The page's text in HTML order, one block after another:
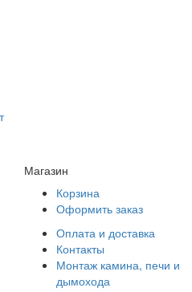
Магазин
Корзина
Оформить заказ
Оплата и доставка
Контакты
Монтаж камина, печи и
дымохода